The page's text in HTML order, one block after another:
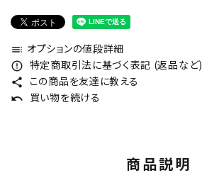
toc オプションの値段詳細
error_outline 特定商取引法に基づく表記 (返品など)
share この商品を友達に教える
undo 買い物を続ける
商品説明